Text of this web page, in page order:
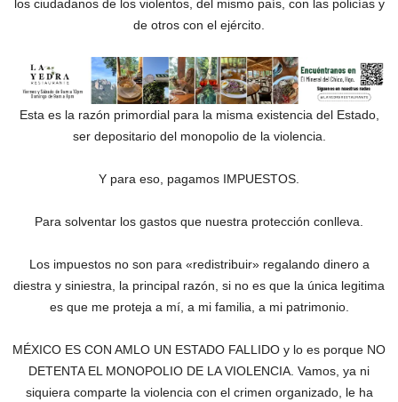
los ciudadanos de los violentos, del mismo país, con las policías y
de otros con el ejército.
Esta es la razón primordial para la misma existencia del Estado,
ser depositario del monopolio de la violencia.
Y para eso, pagamos IMPUESTOS.
Para solventar los gastos que nuestra protección conlleva.
Los impuestos no son para «redistribuir» regalando dinero a
diestra y siniestra, la principal razón, si no es que la única legitima
es que me proteja a mí, a mi familia, a mi patrimonio.
MÉXICO ES CON AMLO UN ESTADO FALLIDO y lo es porque NO
DETENTA EL MONOPOLIO DE LA VIOLENCIA. Vamos, ya ni
siquiera comparte la violencia con el crimen organizado, le ha